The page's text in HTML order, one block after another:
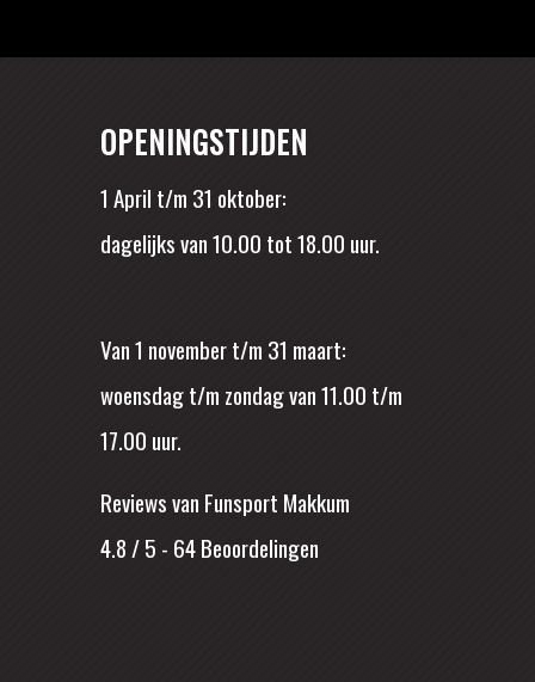
OPENINGSTIJDEN
1 April t/m 31 oktober:
dagelijks van 10.00 tot 18.00 uur.
Van 1 november t/m 31 maart:
woensdag t/m zondag van 11.00 t/m
17.00 uur.
Reviews van Funsport Makkum
4.8 / 5 - 64Beoordelingen